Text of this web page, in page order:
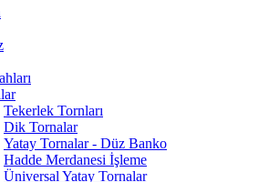
Tekerlek Tornları
Dik Tornalar
Yatay Tornalar - Düz Banko
Hadde Merdanesi İşleme
Üniversal Yatay Tornalar